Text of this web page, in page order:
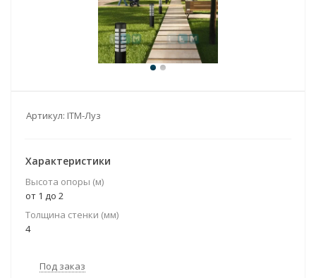
Артикул: ITM-Луз
Характеристики
Высота опоры (м)
от 1 до 2
Толщина стенки (мм)
4
Под заказ